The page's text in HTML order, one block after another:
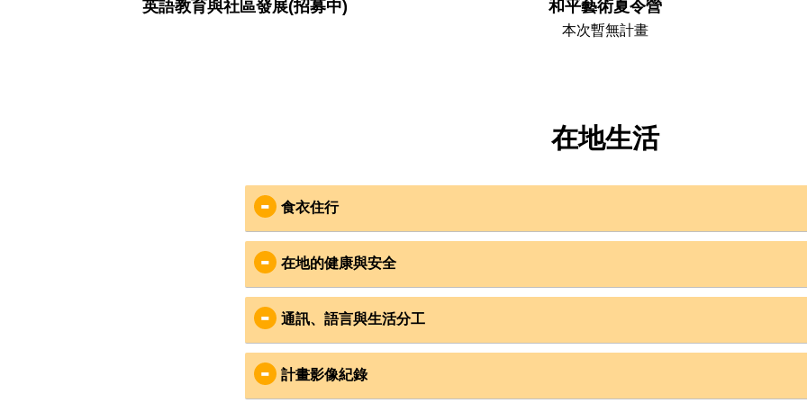
英語教育與社區發展(招募中)
結束近30年的內戰造成斯里蘭卡重大傷亡，國家也仍
有大筆外債待償還，故斯國普遍存在資源分布不均，
和平藝術夏令營
本次暫無計畫
    故事的開始斯里蘭卡是由3個種族、4個宗教、3種
的內戰使得孩子在族群對立且無相
在地生活
食衣住行
食：
在地Cooking Mama準備道地斯式料理，以斯式咖哩配白飯為主
飲用水為桶裝蒸餾水
過去團員的分享
衣：
斯里蘭卡信仰佛教，民風保守，教學時請著過膝長褲、長裙和有袖衣服，以尊重
有機會也可體驗當地女性傳統服裝莎麗（Sari）和男性的沙龍（Sarong）
在地的健康與安全
安全：
志工安全是VYA最重視的事
國際合作組織Inspire Exchange Ltd.為香港社會企業組織，已有4年合作經驗
斯里蘭卡社會風氣良善，在地社區居民友善，服務社區皆有事前安全評估
出團期間有VYA領隊及當地領隊，全程隨團確認志工安全
通訊、語言與生活分工
通訊：
服務社區在偏鄉地區，訊號不穩，且無網路，建議以傳簡訊代替國際電話聯繫
計畫影像紀錄